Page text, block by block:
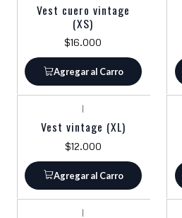
Vest cuero vintage
(XS)
$16.000
Agregar al Carro
|
Vest vintage (XL)
$12.000
Agregar al Carro
|